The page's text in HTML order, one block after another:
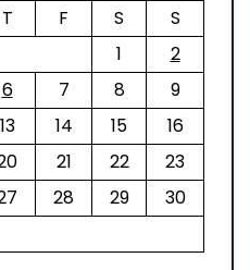
T F S
S
1
2
6 7 8
9
13 14 15
16
21 22
23
28 29
30